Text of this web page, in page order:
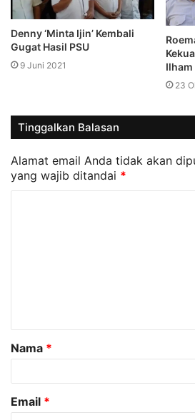
Denny ‘Minta Ijin’ Kembali
Gugat Hasil PSU
9 Juni 2021
Ilham
23
Tinggalkan Balasan
Alamat email Anda tidak akan
yang wajib ditandai *
a
r
Nama *
Email *